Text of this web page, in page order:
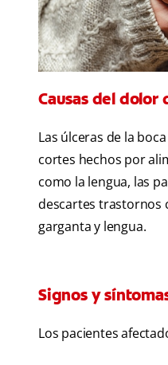
Causas del
Las úlceras de la
cortes hechos por
como la lengua, las
descartes trastornos
garganta y lengua.
Signos y
Los pacientes